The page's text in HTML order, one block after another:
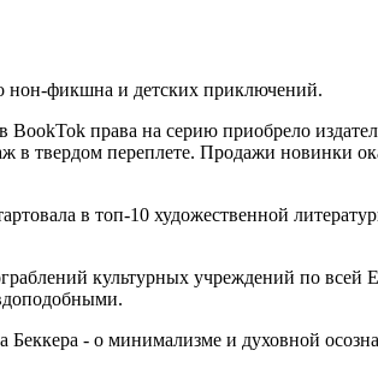
нон-фикшна и детских приключений.
права на серию приобрело
в твердом переплете. Продажи новинки
в топ-10 художественной
культурных учреждений по всей
- о минимализме и духовной